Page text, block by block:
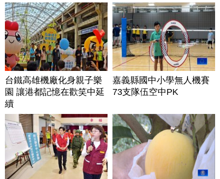
台鐵高雄機廠化身親子樂
園 讓港都記憶在歡笑中延
續
嘉義縣國中小學無人機賽
73支隊伍空中PK